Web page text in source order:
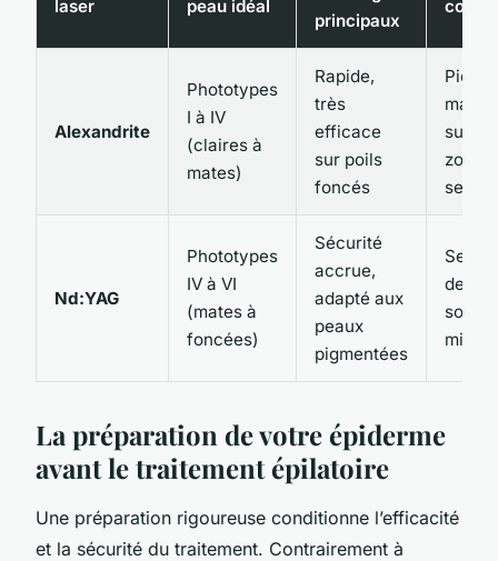
laser peau idéal
principaux
Alexandrite
Phototypes
I à IV
(claires à
mates)
Rapide,
très
efficace
sur poils
foncés
zone
Nd:YAG
Phototypes
IV à VI
(mates à
foncées)
Sécurité
accrue,
adapté aux
peaux
pigmentées
de
mieux
La préparation de votre épiderme
avant le traitement épilatoire
Une préparation rigoureuse conditionne l’efficacité
et la sécurité du traitement. Contrairement à